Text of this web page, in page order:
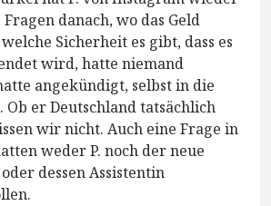
danach, wo das Geld
Sicherheit es gibt, dass es
wird, hatte niemand
angekündigt, selbst in die
er Deutschland tatsächlich
wir nicht. Auch eine Frage in
weder P. noch der neue
dessen Assistentin